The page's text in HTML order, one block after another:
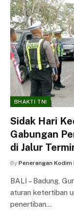
BHAKTI TNI
Sidak Hari
Gabungan
di Jalur
By Penerangan Kodim
BALI – Badung,
aturan ketertiban
penertiban…